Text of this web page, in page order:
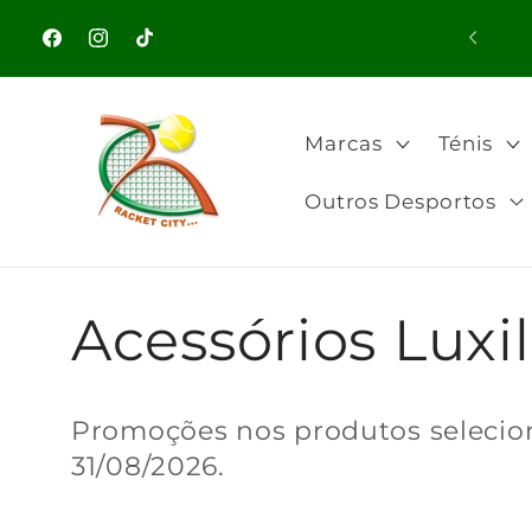
para o
conteúdo
Facebook
Instagram
TikTok
Bem-vindo à nossa loja
Marcas Ténis
Outros Desportos
C
o
l
Acessórios
Promoções nos produtos
31/08/2026.